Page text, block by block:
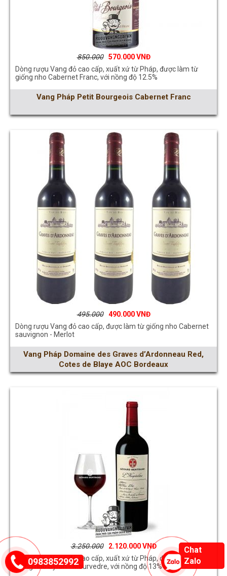
850.000
570.000
Dòng rượu Vang đỏ cao cấp, xuất xứ từ Pháp, được làm từ
giống nho Cabernet Franc, với nồng độ 12.5%
Vang Pháp Petit Bourgeois Cabernet Franc
495.000
490.000
Dòng rượu Vang đỏ cao cấp, được làm từ giống nho Cabernet
sauvignon - Merlot
Vang Pháp Domaine des Graves d’Ardonneau Red,
Cotes de Blaye AOC Bordeaux
3.250.000
2.120.000
Dòng rượu Vang đỏ cao cấp, xuất xứ từ Pháp, được làm từ
giống nho Syrah - Mourvedre, với nồng độ 13%
0983852992
Chat
Zalo